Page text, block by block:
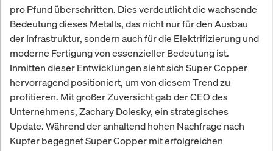
pro Pfund überschritten. Dies verdeutlicht die wachsende
Bedeutung dieses Metalls, das nicht nur für den Ausbau
der Infrastruktur, sondern auch für die Elektrifizierung und
moderne Fertigung von essenzieller Bedeutung ist.
Inmitten dieser Entwicklungen sieht sich Super Copper
hervorragend positioniert, um von diesem Trend zu
profitieren. Mit großer Zuversicht gab der CEO des
Unternehmens, Zachary Dolesky, ein strategisches
Update. Während der anhaltend hohen Nachfrage nach
Kupfer begegnet Super Copper mit erfolgreichen